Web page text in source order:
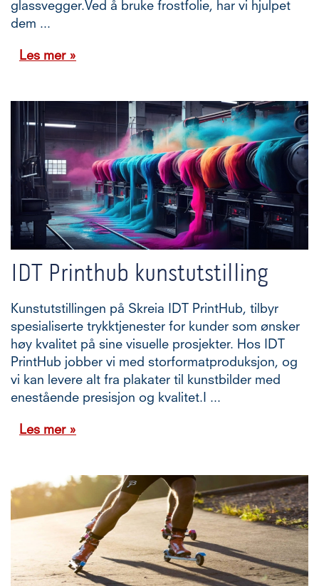
glassvegger.Ved å bruke frostfolie, har vi hjulpet
dem ...
Les mer »
IDT Printhub kunstutstilling
Kunstutstillingen på Skreia IDT PrintHub, tilbyr
spesialiserte trykktjenester for kunder som ønsker
høy kvalitet på sine visuelle prosjekter. Hos IDT
PrintHub jobber vi med storformatproduksjon, og
vi kan levere alt fra plakater til kunstbilder med
enestående presisjon og kvalitet.I ...
Les mer »